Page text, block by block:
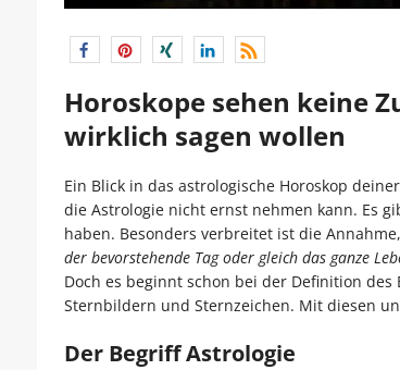
Horoskope sehen keine
wirklich sagen wollen
Ein Blick in das astrologische Horoskop
die Astrologie nicht ernst nehmen kann. Es
haben. Besonders verbreitet ist die
der bevorstehende Tag oder gleich das ganze
Doch es beginnt schon bei der Definition
Sternbildern und Sternzeichen. Mit diesen
Der Begriff Astrologie